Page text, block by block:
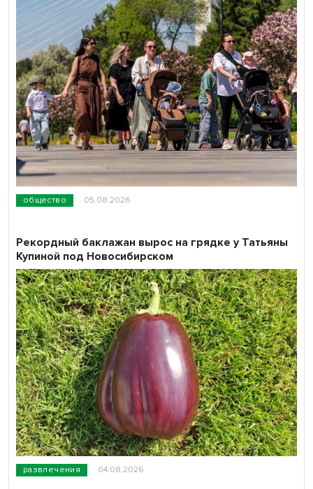
общество 05.08.2026
развлечения 04.08.2026
Рекордный баклажан вырос на грядке у Татьяны
Купиной под Новосибирском